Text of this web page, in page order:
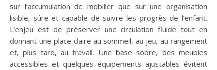
sur l’accumulation de mobilier que sur une organisation
lisible, sûre et capable de suivre les progrès de l’enfant.
L’enjeu est de préserver une circulation fluide tout en
donnant une place claire au sommeil, au jeu, au rangement
et, plus tard, au travail. Une base sobre, des meubles
accessibles et quelques équipements ajustables évitent